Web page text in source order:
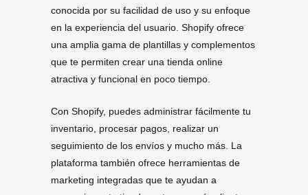
conocida por su facilidad de uso y su enfoque
en la experiencia del usuario. Shopify ofrece
una amplia gama de plantillas y complementos
que te permiten crear una tienda online
atractiva y funcional en poco tiempo.
Con Shopify, puedes administrar fácilmente tu
inventario, procesar pagos, realizar un
seguimiento de los envíos y mucho más. La
plataforma también ofrece herramientas de
marketing integradas que te ayudan a